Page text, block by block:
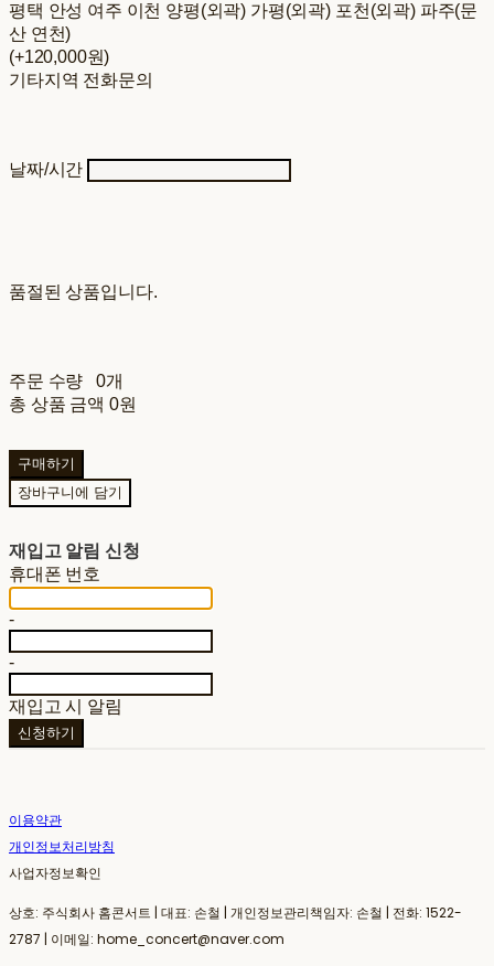
평택 안성 여주 이천 양평(외곽) 가평(외곽) 포천(외곽) 파주(문
산 연천)
(+120,000원)
기타지역 전화문의
날짜/시간
품절된 상품입니다.
주문 수량
0개
총 상품 금액 0원
구매하기
장바구니에 담기
재입고 알림 신청
휴대폰 번호
-
-
재입고 시 알림
신청하기
이용약관
개인정보처리방침
사업자정보확인
상호: 주식회사 홈콘서트 | 대표: 손철 | 개인정보관리책임자: 손철 | 전화: 1522-
2787 | 이메일: home_concert@naver.com